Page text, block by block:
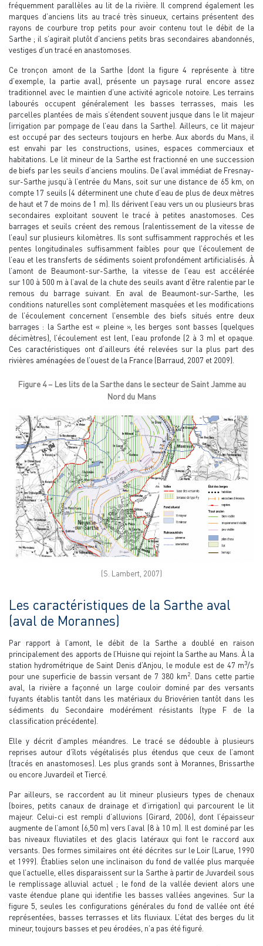
fréquemment parallèles au lit de la rivière. Il comprend également les
marques d’anciens lits au tracé très sinueux, certains présentent des
rayons de courbure trop petits pour avoir contenu tout le débit de la
Sarthe ; il s’agirait plutôt d’anciens petits bras secondaires abandonnés,
vestiges d’un tracé en anastomoses.
Ce tronçon amont de la Sarthe (dont la figure 4 représente à titre
d’exemple, la partie aval), présente un paysage rural encore assez
traditionnel avec le maintien d’une activité agricole notoire. Les terrains
labourés occupent généralement les basses terrasses, mais les
parcelles plantées de maïs s’étendent souvent jusque dans le lit majeur
(irrigation par pompage de l’eau dans la Sarthe). Ailleurs, ce lit majeur
est occupé par des secteurs toujours en herbe. Aux abords du Mans, il
est envahi par les constructions, usines, espaces commerciaux et
habitations. Le lit mineur de la Sarthe est fractionné en une succession
de biefs par les seuils d’anciens moulins. De l’aval immédiat de Fresnay-
sur-Sarthe jusqu’à l’entrée du Mans, soit sur une distance de 65 km, on
compte 17 seuils (4 déterminent une chute d’eau de plus de deux mètres
de haut et 7 de moins de 1 m). Ils dérivent l’eau vers un ou plusieurs bras
secondaires exploitant souvent le tracé à petites anastomoses. Ces
barrages et seuils créent des remous (ralentissement de la vitesse de
l’eau) sur plusieurs kilomètres. Ils sont suffisamment rapprochés et les
pentes longitudinales suffisamment faibles pour que l’écoulement de
l’eau et les transferts de sédiments soient profondément artificialisés. À
l’amont de Beaumont-sur-Sarthe, la vitesse de l’eau est accélérée
sur 100 à 500 m à l’aval de la chute des seuils avant d’être ralentie par le
remous du barrage suivant. En aval de Beaumont-sur-Sarthe, les
conditions naturelles sont complètement masquées et les modifications
de l’écoulement concernent l’ensemble des biefs situés entre deux
barrages : la Sarthe est « pleine », les berges sont basses (quelques
décimètres), l’écoulement est lent, l’eau profonde (2 à 3 m) et opaque.
Ces caractéristiques ont d’ailleurs été relevées sur la plus part des
rivières aménagées de l’ouest de la France (Barraud, 2007 et 2009).
Figure 4 – Les lits de la Sarthe dans le secteur de Saint Jamme au
Nord du Mans
(S. Lambert, 2007)
Les caractéristiques de la Sarthe aval
(aval de Morannes)
Par rapport à l’amont, le débit de la Sarthe a doublé en raison
principalement des apports de l’Huisne qui rejoint la Sarthe au Mans. À la
station hydrométrique de Saint Denis d’Anjou, le module est de 47 m3/s
pour une superficie de bassin versant de 7 380 km2
. Dans cette partie
aval, la rivière a façonné un large couloir dominé par des versants
fuyants établis tantôt dans les matériaux du Briovérien tantôt dans les
sédiments du Secondaire modérément résistants (type F de la
classification précédente).
Elle y décrit d’amples méandres. Le tracé se dédouble à plusieurs
reprises autour d’îlots végétalisés plus étendus que ceux de l’amont
(tracés en anastomoses). Les plus grands sont à Morannes, Brissarthe
ou encore Juvardeil et Tiercé.
Par ailleurs, se raccordent au lit mineur plusieurs types de chenaux
(boires, petits canaux de drainage et d’irrigation) qui parcourent le lit
majeur. Celui-ci est rempli d’alluvions (Girard, 2006), dont l’épaisseur
augmente de l’amont (6,50 m) vers l’aval (8 à 10 m). Il est dominé par les
bas niveaux fluviatiles et des glacis latéraux qui font le raccord aux
versants. Des formes similaires ont été décrites sur le Loir (Larue, 1990
et 1999). Établies selon une inclinaison du fond de vallée plus marquée
que l’actuelle, elles disparaissent sur la Sarthe à partir de Juvardeil sous
le remplissage alluvial actuel ; le fond de la vallée devient alors une
vaste étendue plane qui identifie les basses vallées angevines. Sur la
figure 5, seules les configurations générales du fond de vallée ont été
représentées, basses terrasses et lits fluviaux. L’état des berges du lit
mineur, toujours basses et peu érodées, n’a pas été figuré.